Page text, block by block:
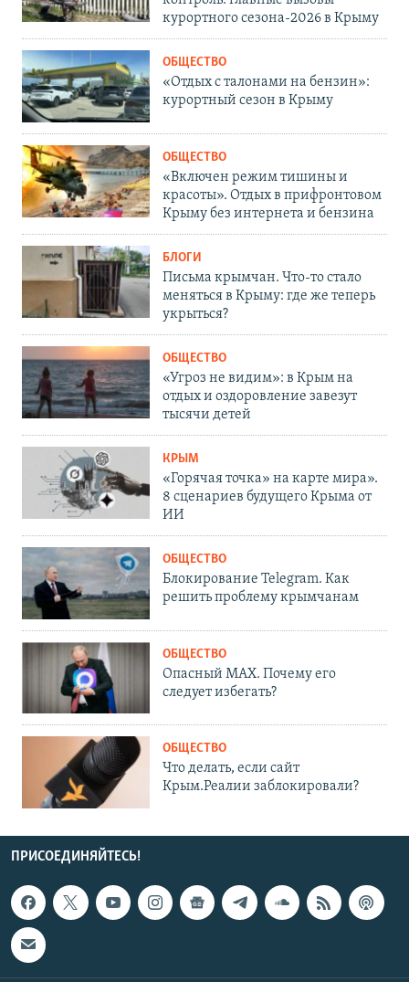
курортного сезона-2026 в Крыму
ОБЩЕСТВО
«Отдых с талонами на бензин»:
курортный сезон в Крыму
ОБЩЕСТВО
«Включен режим тишины и
красоты». Отдых в прифронтовом
Крыму без интернета и бензина
БЛОГИ
Письма крымчан. Что-то стало
меняться в Крыму: где же теперь
укрыться?
ОБЩЕСТВО
«Угроз не видим»: в Крым на
отдых и оздоровление завезут
тысячи детей
КРЫМ
«Горячая точка» на карте мира».
8 сценариев будущего Крыма от
ИИ
ОБЩЕСТВО
Блокирование Telegram. Как
решить проблему крымчанам
ОБЩЕСТВО
Опасный MAX. Почему его
следует избегать?
ОБЩЕСТВО
Что делать, если сайт
Крым.Реалии заблокировали?
ПРИСОЕДИНЯЙТЕСЬ!